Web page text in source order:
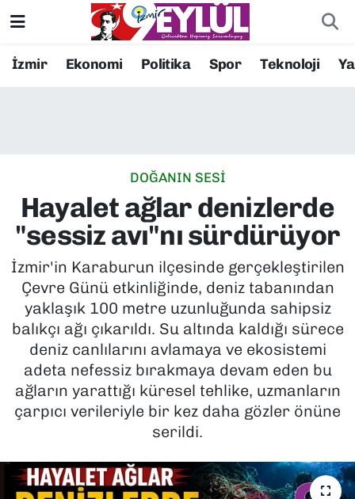
İzmir Ekonomi Politika Spor Teknoloji
DOĞANIN SESİ
Hayalet ağlar denizlerde
"sessiz avı"nı sürdürüyor
İzmir'in Karaburun ilçesinde gerçekleştirilen
Çevre Günü etkinliğinde, deniz tabanından
yaklaşık 100 metre uzunluğunda sahipsiz
balıkçı ağı çıkarıldı. Su altında kaldığı sürece
deniz canlılarını avlamaya ve ekosistemi
adeta nefessiz bırakmaya devam eden bu
ağların yarattığı küresel tehlike, uzmanların
çarpıcı verileriyle bir kez daha gözler önüne
serildi.
Resmi İlanlar
EKONOMİ
KÜLTÜR SANAT
MAGAZİN
POLİTİKA
SAĞLIK
SPOR
TEKNOLOJİ
Konak Nöbetçi Eczaneler
Süper Lig Puan Durumu ve Fikstür
Tüm Manşetler
Son Dakika Haberleri
Haber Arşivi